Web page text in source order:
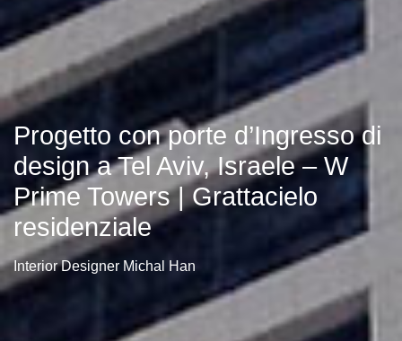
Progetto con porte d’Ingresso di
design a Tel Aviv, Israele – W
Prime Towers | Grattacielo
residenziale
Interior Designer Michal Han